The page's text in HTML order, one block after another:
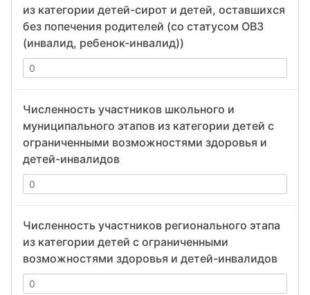
из категории детей-сирот и детей, оставшихся
без попечения родителей (со статусом ОВЗ
(инвалид, ребенок-инвалид))
Численность участников школьного и
муниципального этапов из категории детей с
ограниченными возможностями здоровья и
детей-инвалидов
Численность участников регионального этапа
из категории детей с ограниченными
возможностями здоровья и детей-инвалидов